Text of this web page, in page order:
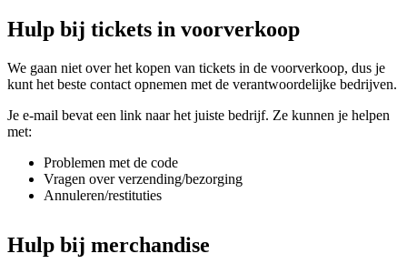
Hulp bij tickets in voorverkoop
We gaan niet over het kopen van tickets in de voorverkoop, dus je
kunt het beste contact opnemen met de verantwoordelijke bedrijven.
Je e-mail bevat een link naar het juiste bedrijf. Ze kunnen je helpen
met:
Problemen met de code
Vragen over verzending/bezorging
Annuleren/restituties
Hulp bij merchandise